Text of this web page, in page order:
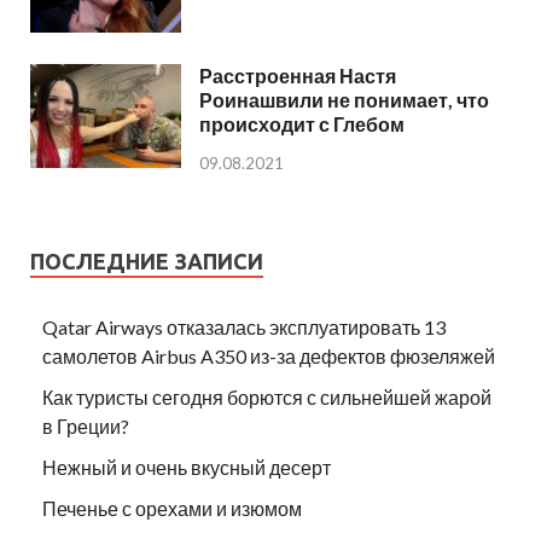
Расстроенная Настя
Роинашвили не понимает, что
происходит с Глебом
09.08.2021
ПОСЛЕДНИЕ ЗАПИСИ
Qatar Airways отказалась эксплуатировать 13
самолетов Airbus A350 из-за дефектов фюзеляжей
Как туристы сегодня борются с сильнейшей жарой
в Греции?
Нежный и очень вкусный десерт
Печенье с орехами и изюмом